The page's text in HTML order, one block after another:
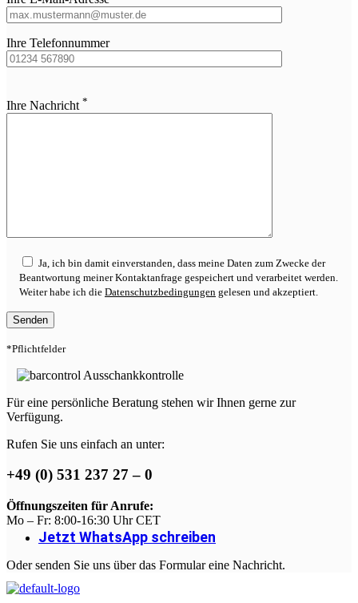
dieses
Feld
leer.
Ihre Telefonnummer
lasse
dieses
Ihre Nachricht *
Ja, ich bin damit einverstanden, dass meine Daten zum Zwecke der
Beantwortung meiner Kontaktanfrage gespeichert und verarbeitet werden.
Weiter habe ich die Datenschutzbedingungen gelesen und akzeptiert.
*Pflichtfelder
Für eine persönliche Beratung stehen wir Ihnen gerne zur
Verfügung.
Rufen Sie uns einfach an unter:
+49 (0) 531 237 27 – 0
Öffnungszeiten für Anrufe:
Mo – Fr: 8:00-16:30 Uhr CET
Jetzt WhatsApp schreiben
Oder senden Sie uns über das Formular eine Nachricht.